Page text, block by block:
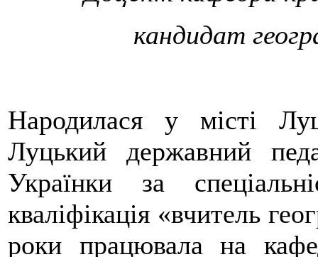
кандидат
Народилася у місті
Луцький державний
Українки за
кваліфікація «вчитель
роки працювала на